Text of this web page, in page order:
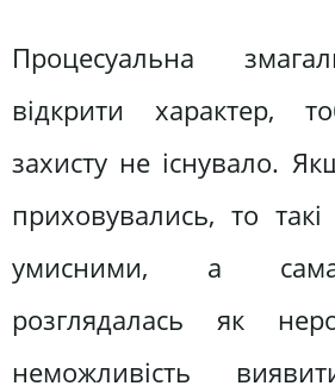
Процесуальна
відкрити характер,
захисту не існувало.
приховувались, то
умисними, а
розглядалась як
неможливість